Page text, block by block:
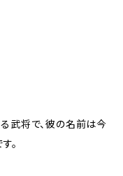
武将で、彼の名前は今
。